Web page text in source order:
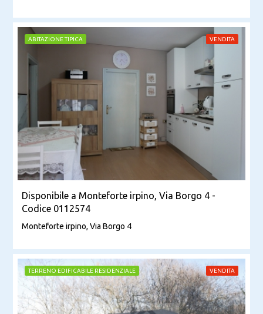
ABITAZIONE TIPICA VENDITA
Disponibile a Monteforte irpino, Via Borgo 4 -
Codice 0112574
Monteforte irpino, Via Borgo 4
TERRENO EDIFICABILE RESIDENZIALE VENDITA